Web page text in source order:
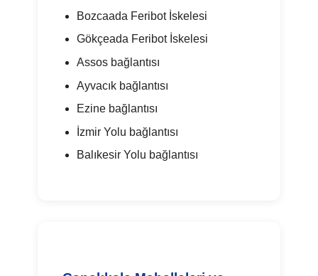
Bozcaada Feribot İskelesi
Gökçeada Feribot İskelesi
Assos bağlantısı
Ayvacık bağlantısı
Ezine bağlantısı
İzmir Yolu bağlantısı
Balıkesir Yolu bağlantısı